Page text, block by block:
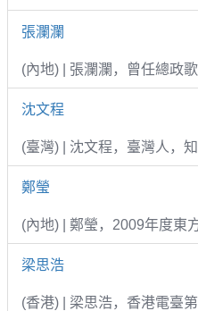
張瀾瀾
(內地) | 張瀾瀾，曾任總政
沈文程
(臺灣) | 沈文程，臺灣人，
鄭瑩
(內地) | 鄭瑩，2009年度東
梁思浩
(香港) | 梁思浩，香港電臺